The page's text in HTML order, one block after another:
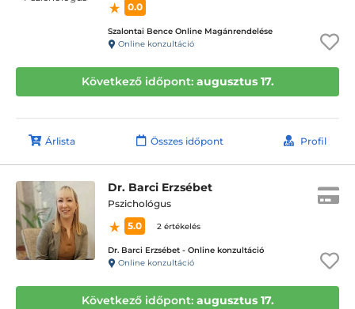
0.0
Szalontai Bence Online Magánrendelése
Online konzultáció
Következő időpont: augusztus 17.
Árlista Összes időpont Profil
Dr. Barci Erzsébet
Pszichológus
5.0
2 értékelés
Dr. Barci Erzsébet - Online konzultáció
Online konzultáció
Következő időpont: augusztus 17.